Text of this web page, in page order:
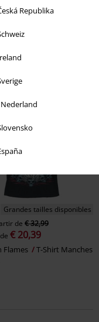
Republika
Top
Grandes tailles disponibles
de € 32,99
€ 20,39
Flames
T-Shirt Manches